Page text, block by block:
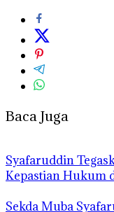
Baca Juga
Syafaruddin
Kepastian Hukum
Sekda Muba